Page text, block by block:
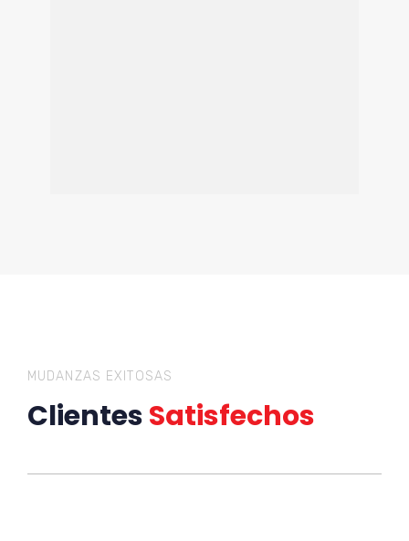
MUDANZAS EXITOSAS
ClientesSatisfechos